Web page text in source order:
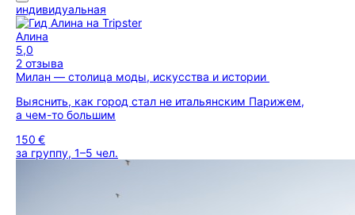
индивидуальная
Алина
5,0
2 отзыва
Милан — столица моды, искусства и истории
Выяснить, как город стал не итальянским Парижем,
а чем-то большим
150 €
за группу, 1–5 чел.